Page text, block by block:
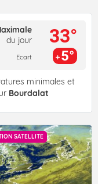
du jour
Ecart
33°
5°
minimales et
Bourdalat
SATELLITE